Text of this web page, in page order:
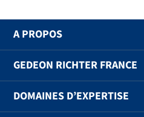
A PROPOS
GEDEON RICHTER FRANCE
DOMAINES D’EXPERTISE